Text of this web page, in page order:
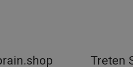
Treten